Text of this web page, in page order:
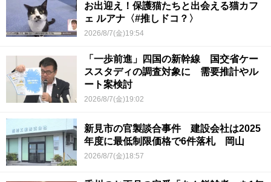
お出迎え！保護猫たちと出会える猫カフ
ェ ルアナ〈#推しドコ？〉
2026/8/7(金)19:54
「一歩前進」四国の新幹線 国交省ケー
ススタディの調査対象に 需要推計やル
ート案検討
2026/8/7(金)19:02
新見市の官製談合事件 建設会社は2025
年度に最低制限価格で6件落札 岡山
2026/8/7(金)18:57